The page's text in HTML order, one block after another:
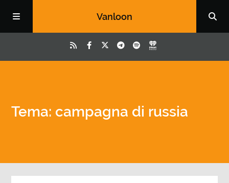
Vanloon
Tema: campagna di russia